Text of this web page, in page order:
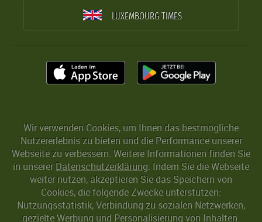
LUXEMBOURG TIMES
Wir verwenden Cookies, um Ihnen das bestmögliche
Nutzererlebnis zu bieten und die Performance unserer
Webseite zu verbessern. Weitere Informationen finden Sie
in unserer Datenschutzerklärung. Indem Sie die Webseite
weiter nutzen, akzeptieren Sie das Speichern von
Cookies, die folgende Zwecke unterstützen:
Nutzungsstatistik, Verbindung zu sozialen Netzwerken,
gezielte Werbung und Personalisierung von Inhalten.